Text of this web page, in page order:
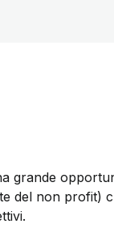
grande
del non profit)